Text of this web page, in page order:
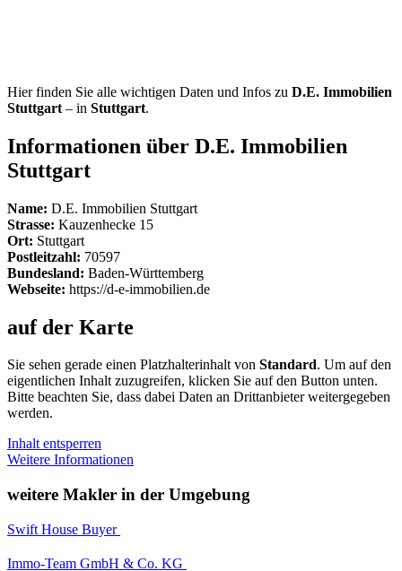
Hier finden Sie alle wichtigen Daten und Infos zu D.E. Immobilien
Stuttgart – in Stuttgart.
Informationen über D.E. Immobilien
Stuttgart
Name: D.E. Immobilien Stuttgart
Strasse: Kauzenhecke 15
Ort: Stuttgart
Postleitzahl: 70597
Bundesland: Baden-Württemberg
Webseite: https://d-e-immobilien.de
auf der Karte
Sie sehen gerade einen Platzhalterinhalt von Standard. Um auf den
eigentlichen Inhalt zuzugreifen, klicken Sie auf den Button unten.
Bitte beachten Sie, dass dabei Daten an Drittanbieter weitergegeben
werden.
Inhalt entsperren
Weitere Informationen
weitere Makler in der Umgebung
Swift House Buyer
Immo-Team GmbH & Co. KG